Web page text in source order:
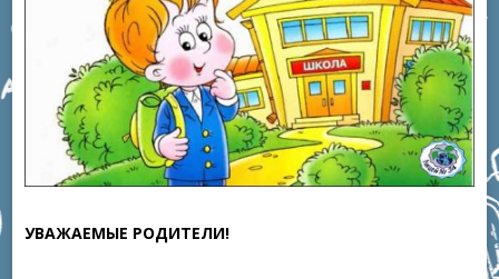
УВАЖАЕМЫЕ РОДИТЕЛИ!